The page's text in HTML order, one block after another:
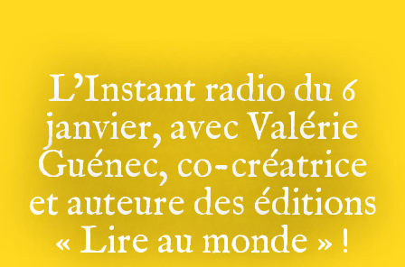
L’Instant radio du 6
janvier, avec Valérie
Guénec, co-créatrice
et auteure des éditions
« Lire au monde » !